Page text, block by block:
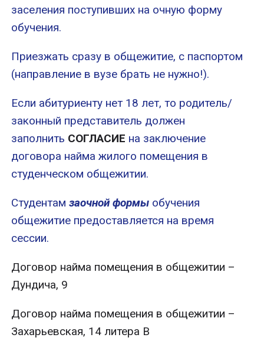
заселения поступивших на очную форму
обучения.
Приезжать сразу в общежитие, с паспортом
(направление в вузе брать не нужно!).
Если абитуриенту нет 18 лет, то родитель/
законный представитель должен
заполнить СОГЛАСИЕ на заключение
договора найма жилого помещения в
студенческом общежитии.
Студентам заочной формыобучения
общежитие предоставляется на время
сессии.
Договор найма помещения в общежитии –
Дундича, 9
Договор найма помещения в общежитии –
Захарьевская, 14 литера В